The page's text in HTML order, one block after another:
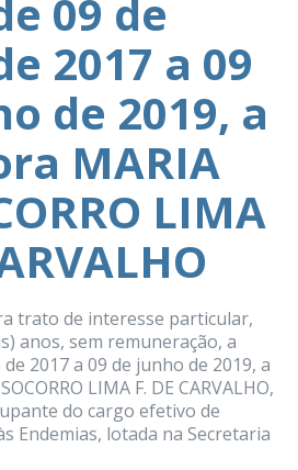
09 de
2017 a 09
de 2019, a
MARIA
LIMA
trato de interesse particular,
anos, sem remuneração, a
2017 a 09 de junho de 2019, a
LIMA F. DE CARVALHO,
do cargo efetivo de
Endemias, lotada na Secretaria